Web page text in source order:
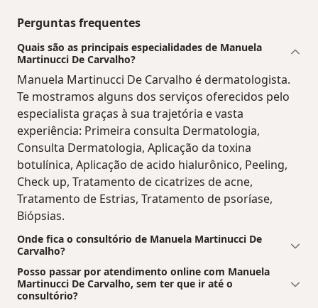
Perguntas frequentes
Quais são as principais especialidades de Manuela
Martinucci De Carvalho?
Manuela Martinucci De Carvalho é dermatologista.
Te mostramos alguns dos serviços oferecidos pelo
especialista graças à sua trajetória e vasta
experiência: Primeira consulta Dermatologia,
Consulta Dermatologia, Aplicação da toxina
botulínica, Aplicação de acido hialurônico, Peeling,
Check up, Tratamento de cicatrizes de acne,
Tratamento de Estrias, Tratamento de psoríase,
Biópsias.
Onde fica o consultório de Manuela Martinucci De
Carvalho?
Posso passar por atendimento online com Manuela
Martinucci De Carvalho, sem ter que ir até o
consultório?